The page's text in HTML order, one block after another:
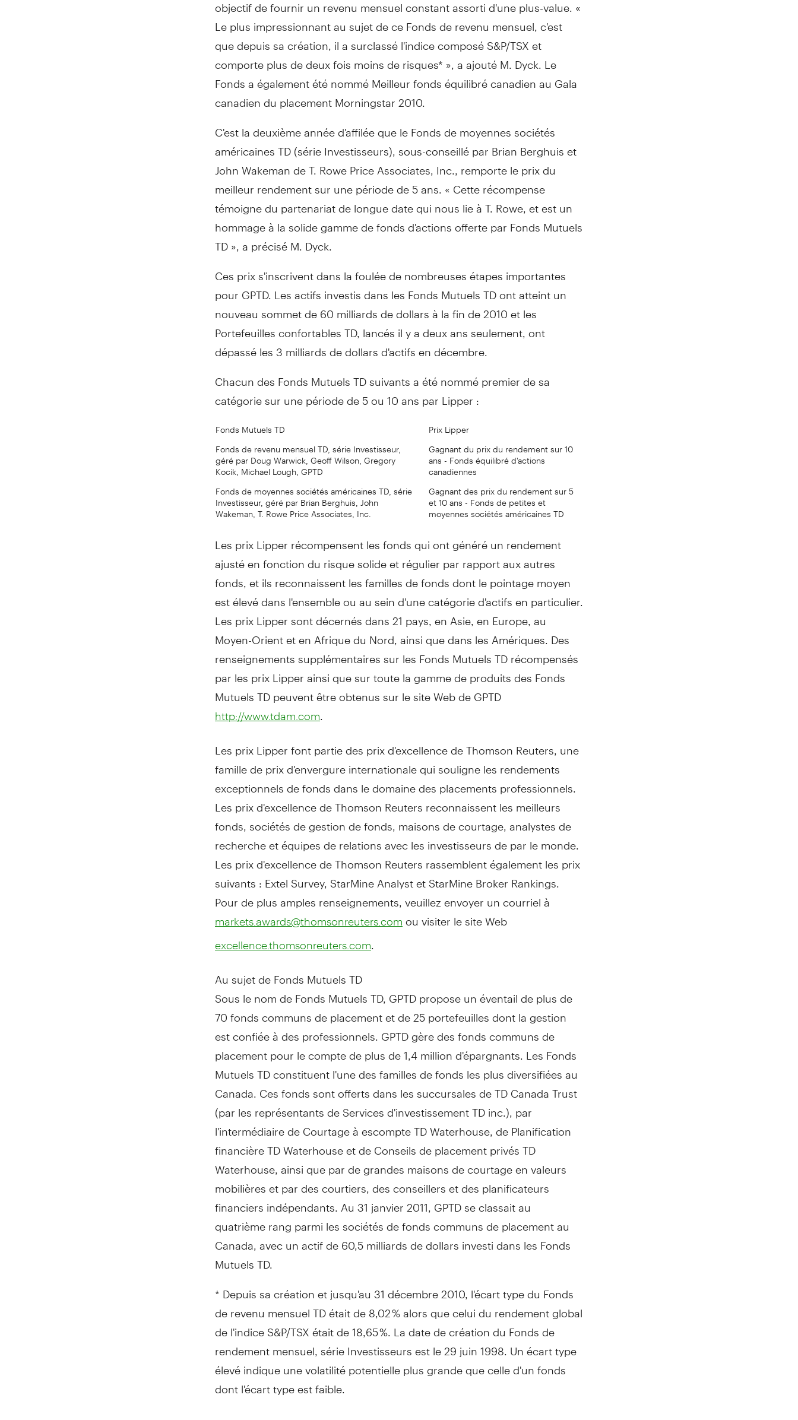
Le plus impressionnant au sujet de ce Fonds de revenu mensuel, c'est
que depuis sa création, il a surclassé l'indice composé S&P/TSX et
comporte plus de deux fois moins de risques* », a ajouté M. Dyck. Le
Fonds a également été nommé Meilleur fonds équilibré canadien au Gala
canadien du placement Morningstar 2010.
C'est la deuxième année d'affilée que le Fonds de moyennes sociétés
américaines TD (série Investisseurs), sous-conseillé par Brian Berghuis et
John Wakeman de T. Rowe Price Associates, Inc., remporte le prix du
meilleur rendement sur une période de 5 ans. « Cette récompense
témoigne du partenariat de longue date qui nous lie à T. Rowe, et est un
hommage à la solide gamme de fonds d'actions offerte par Fonds Mutuels
TD », a précisé M. Dyck.
Ces prix s'inscrivent dans la foulée de nombreuses étapes importantes
pour GPTD. Les actifs investis dans les Fonds Mutuels TD ont atteint un
nouveau sommet de 60 milliards de dollars à la fin de 2010 et les
Portefeuilles confortables TD, lancés il y a deux ans seulement, ont
dépassé les 3 milliards de dollars d'actifs en décembre.
Chacun des Fonds Mutuels TD suivants a été nommé premier de sa
catégorie sur une période de 5 ou 10 ans par Lipper :
Fonds Mutuels TD
Prix Lipper
Fonds de revenu mensuel TD, série Investisseur,
géré par Doug Warwick, Geoff Wilson, Gregory
Kocik, Michael Lough, GPTD
Gagnant du prix du rendement sur 10
ans - Fonds équilibré d'actions
canadiennes
Fonds de moyennes sociétés américaines TD, série
Investisseur, géré par Brian Berghuis, John
Wakeman, T. Rowe Price Associates, Inc.
Gagnant des prix du rendement sur 5
et 10 ans - Fonds de petites et
moyennes sociétés américaines TD
Les prix Lipper récompensent les fonds qui ont généré un rendement
ajusté en fonction du risque solide et régulier par rapport aux autres
fonds, et ils reconnaissent les familles de fonds dont le pointage moyen
est élevé dans l'ensemble ou au sein d'une catégorie d'actifs en particulier.
Les prix Lipper sont décernés dans 21 pays, en Asie, en Europe, au
Moyen-Orient et en Afrique du Nord, ainsi que dans les Amériques. Des
renseignements supplémentaires sur les Fonds Mutuels TD récompensés
par les prix Lipper ainsi que sur toute la gamme de produits des Fonds
Mutuels TD peuvent être obtenus sur le site Web de GPTD
http://www.tdam.com
Les prix Lipper font partie des prix d'excellence de Thomson Reuters, une
famille de prix d'envergure internationale qui souligne les rendements
exceptionnels de fonds dans le domaine des placements professionnels.
Les prix d'excellence de Thomson Reuters reconnaissent les meilleurs
fonds, sociétés de gestion de fonds, maisons de courtage, analystes de
recherche et équipes de relations avec les investisseurs de par le monde.
Les prix d'excellence de Thomson Reuters rassemblent également les prix
suivants : Extel Survey, StarMine Analyst et StarMine Broker Rankings.
Pour de plus amples renseignements, veuillez envoyer un courriel à
markets.awards@thomsonreuters.com ou visiter le site Web
excellence.thomsonreuters.com
Au sujet de Fonds Mutuels TD
Sous le nom de Fonds Mutuels TD, GPTD propose un éventail de plus de
70 fonds communs de placement et de 25 portefeuilles dont la gestion
est confiée à des professionnels. GPTD gère des fonds communs de
placement pour le compte de plus de 1,4 million d'épargnants. Les Fonds
Mutuels TD constituent l'une des familles de fonds les plus diversifiées au
Canada. Ces fonds sont offerts dans les succursales de TD Canada Trust
(par les représentants de Services d'investissement TD inc.), par
l'intermédiaire de Courtage à escompte TD Waterhouse, de Planification
financière TD Waterhouse et de Conseils de placement privés TD
Waterhouse, ainsi que par de grandes maisons de courtage en valeurs
mobilières et par des courtiers, des conseillers et des planificateurs
financiers indépendants. Au 31 janvier 2011, GPTD se classait au
quatrième rang parmi les sociétés de fonds communs de placement au
Canada, avec un actif de 60,5 milliards de dollars investi dans les Fonds
Mutuels TD.
* Depuis sa création et jusqu'au 31 décembre 2010, l'écart type du Fonds
de revenu mensuel TD était de 8,02 % alors que celui du rendement global
de l'indice S&P/TSX était de 18,65 %. La date de création du Fonds de
rendement mensuel, série Investisseurs est le 29 juin 1998. Un écart type
élevé indique une volatilité potentielle plus grande que celle d'un fonds
dont l'écart type est faible.